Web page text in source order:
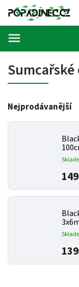
Nejprodávanější